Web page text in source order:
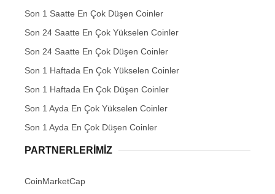
Son 1 Saatte En Çok Düşen Coinler
Son 24 Saatte En Çok Yükselen Coinler
Son 24 Saatte En Çok Düşen Coinler
Son 1 Haftada En Çok Yükselen Coinler
Son 1 Haftada En Çok Düşen Coinler
Son 1 Ayda En Çok Yükselen Coinler
Son 1 Ayda En Çok Düşen Coinler
PARTNERLERIMIZ
CoinMarketCap